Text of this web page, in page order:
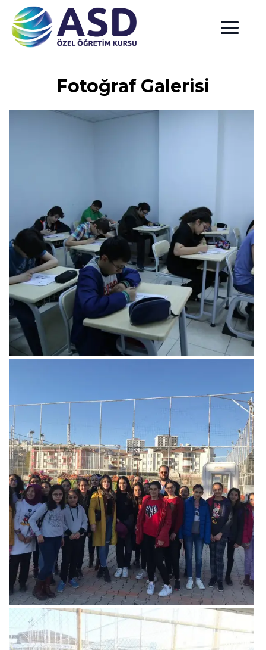
Fotoğraf Galerisi